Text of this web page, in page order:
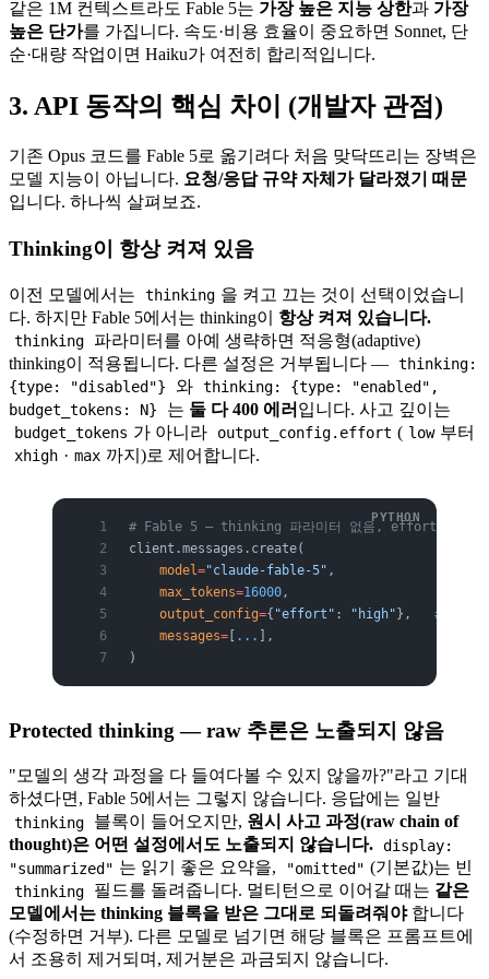
같은 1M 컨텍스트라도 Fable 5는 가장 높은 지능 상한과 가장
높은 단가를 가집니다. 속도·비용 효율이 중요하면 Sonnet, 단
순·대량 작업이면 Haiku가 여전히 합리적입니다.
3. API 동작의 핵심 차이 (개발자 관점)
기존 Opus 코드를 Fable 5로 옮기려다 처음 맞닥뜨리는 장벽은
모델 지능이 아닙니다. 요청/응답 규약 자체가 달라졌기 때문
입니다. 하나씩 살펴보죠.
Thinking이 항상 켜져 있음
이전 모델에서는 thinking 을 켜고 끄는 것이 선택이었습니
다. 하지만 Fable 5에서는 thinking이 항상 켜져 있습니다.
thinking
파라미터를 아예 생략하면 적응형(adaptive)
thinking이 적용됩니다. 다른 설정은 거부됩니다 — thinking:
{type: "disabled"}
와 thinking: {type: "enabled",
budget_tokens: N}
는 둘 다 400 에러 입니다. 사고 깊이는
budget_tokens 가 아니라 output_config.effort ( low 부터
xhigh · max 까지)로 제어합니다.
# Fable 5 — thinking 파라미터 없음, effort로 깊이
client.messages.create(
    model
="claude-fable-5" ,
    max_tokens
=16000 ,
    output_config
={ "effort" : "high"}, # low |
    messages
= [ ... ],
)
Protected thinking — raw 추론은 노출되지 않음
"모델의 생각 과정을 다 들여다볼 수 있지 않을까?"라고 기대
하셨다면, Fable 5에서는 그렇지 않습니다. 응답에는 일반
thinking 블록이 들어오지만, 원시 사고 과정(raw chain of
thought)은 어떤 설정에서도 노출되지 않습니다. display:
"summarized" 는 읽기 좋은 요약을, "omitted" (기본값)는 빈
thinking 필드를 돌려줍니다. 멀티턴으로 이어갈 때는 같은
모델에서는 thinking 블록을 받은 그대로 되돌려줘야합니다
(수정하면 거부). 다른 모델로 넘기면 해당 블록은 프롬프트에
서 조용히 제거되며, 제거분은 과금되지 않습니다.